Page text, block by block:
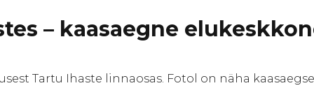
– kaasaegne
Tartu Ihaste linnaosas. Fotol on näha